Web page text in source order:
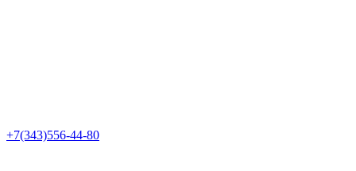
+7(343)556-44-80